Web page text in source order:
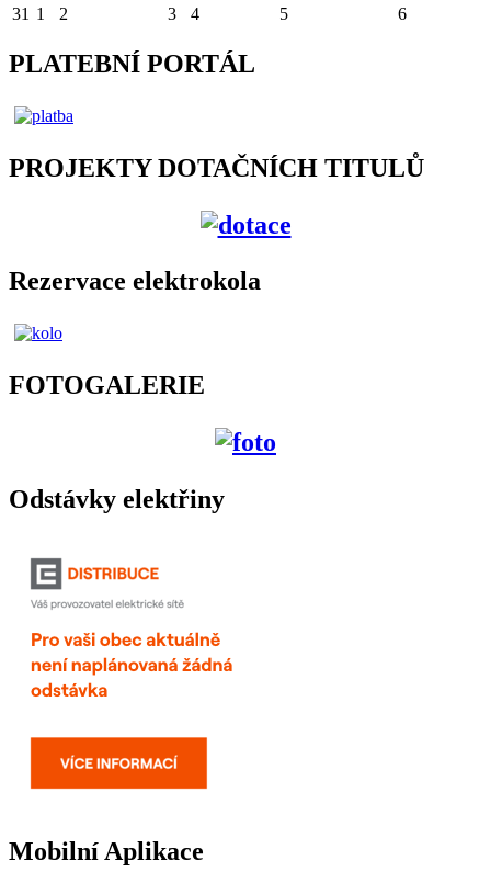
31 1 2 3 4 5 6
PLATEBNÍ PORTÁL
PROJEKTY DOTAČNÍCH TITULŮ
Rezervace elektrokola
FOTOGALERIE
Odstávky elektřiny
Mobilní Aplikace